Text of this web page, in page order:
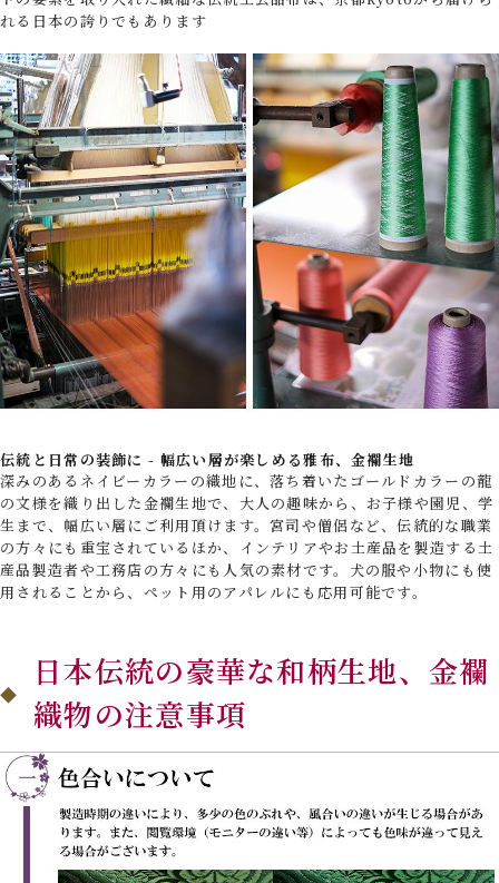
れる日本の誇りでもあります
伝統と日常の装飾に - 幅広い層が楽しめる雅布、金襴生地
深みのあるネイビーカラーの織地に、落ち着いたゴールドカラーの龍
の文様を織り出した金襴生地で、大人の趣味から、お子様や園児、学
生まで、幅広い層にご利用頂けます。宮司や僧侶など、伝統的な職業
の方々にも重宝されているほか、インテリアやお土産品を製造する土
産品製造者や工務店の方々にも人気の素材です。犬の服や小物にも使
用されることから、ペット用のアパレルにも応用可能です。
日本伝統の豪華な和柄生地、金襴
織物の注意事項